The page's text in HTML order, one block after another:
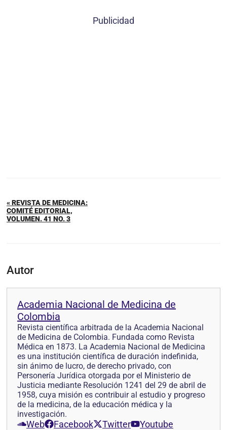
Publicidad
« REVISTA DE MEDICINA:
COMITÉ EDITORIAL,
VOLUMEN. 41 NO. 3
Autor
Academia Nacional de Medicina de
Colombia
Revista científica arbitrada de la Academia Nacional
de Medicina de Colombia. Fundada como Revista
Médica en 1873. La Academia Nacional de Medicina
es una institución científica de duración indefinida,
sin ánimo de lucro, de derecho privado, con
Personería Jurídica otorgada por el Ministerio de
Justicia mediante Resolución 1241 del 29 de abril de
1958, cuya misión es contribuir al estudio y progreso
de la medicina, de la educación médica y la
investigación.
Web Facebook Twitter Youtube